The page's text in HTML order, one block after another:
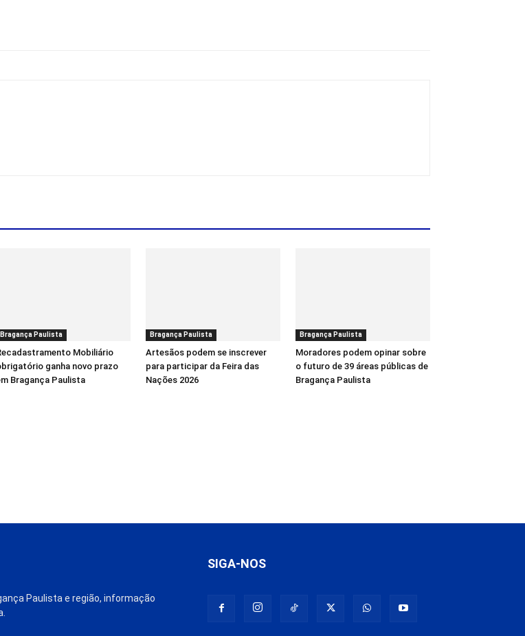
Bragança Paulista
Mobiliário
ganha novo prazo
Bragança Paulista
Bragança Paulista
Artesãos podem se inscrever
para participar da Feira das
Nações 2026
Bragança Paulista
Moradores podem opinar sobre
o futuro de 39 áreas públicas de
Bragança Paulista
Paulista e região, informação
SIGA-NOS